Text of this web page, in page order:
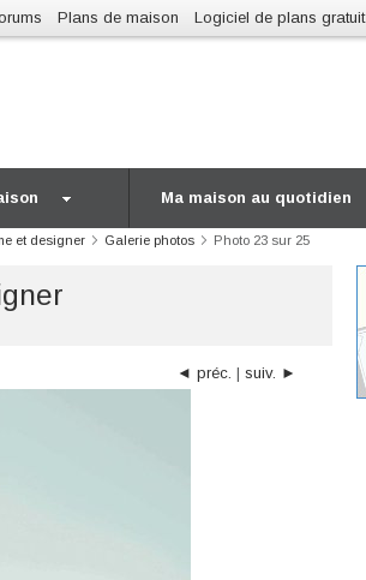
Plans de maison Logiciel de plans gratuit
Ma maison au quotidien
et designer Galerie photos Photo 23 sur 25
◄ préc. | suiv. ►